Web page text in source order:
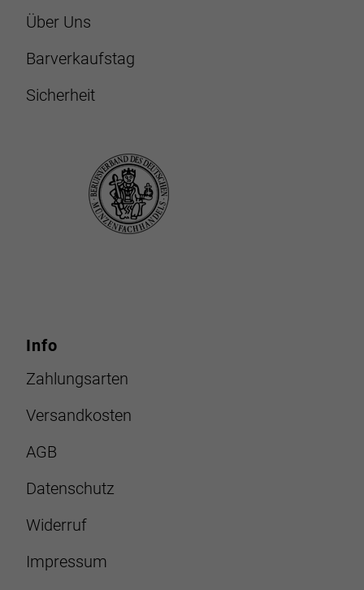
Über Uns
Barverkaufstag
Sicherheit
Info
Zahlungsarten
Versandkosten
AGB
Datenschutz
Widerruf
Impressum